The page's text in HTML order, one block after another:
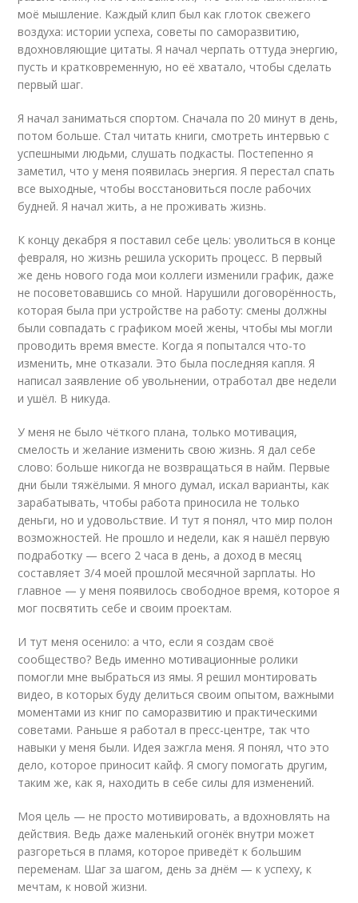
моё мышление. Каждый клип был как глоток свежего
воздуха: истории успеха, советы по саморазвитию,
вдохновляющие цитаты. Я начал черпать оттуда энергию,
пусть и кратковременную, но её хватало, чтобы сделать
первый шаг.
Я начал заниматься спортом. Сначала по 20 минут в день,
потом больше. Стал читать книги, смотреть интервью с
успешными людьми, слушать подкасты. Постепенно я
заметил, что у меня появилась энергия. Я перестал спать
все выходные, чтобы восстановиться после рабочих
будней. Я начал жить, а не проживать жизнь.
К концу декабря я поставил себе цель: уволиться в конце
февраля, но жизнь решила ускорить процесс. В первый
же день нового года мои коллеги изменили график, даже
не посоветовавшись со мной. Нарушили договорённость,
которая была при устройстве на работу: смены должны
были совпадать с графиком моей жены, чтобы мы могли
проводить время вместе. Когда я попытался что-то
изменить, мне отказали. Это была последняя капля. Я
написал заявление об увольнении, отработал две недели
и ушёл. В никуда.
У меня не было чёткого плана, только мотивация,
смелость и желание изменить свою жизнь. Я дал себе
слово: больше никогда не возвращаться в найм. Первые
дни были тяжёлыми. Я много думал, искал варианты, как
зарабатывать, чтобы работа приносила не только
деньги, но и удовольствие. И тут я понял, что мир полон
возможностей. Не прошло и недели, как я нашёл первую
подработку — всего 2 часа в день, а доход в месяц
составляет 3/4 моей прошлой месячной зарплаты. Но
главное — у меня появилось свободное время, которое я
мог посвятить себе и своим проектам.
И тут меня осенило: а что, если я создам своё
сообщество? Ведь именно мотивационные ролики
помогли мне выбраться из ямы. Я решил монтировать
видео, в которых буду делиться своим опытом, важными
моментами из книг по саморазвитию и практическими
советами. Раньше я работал в пресс-центре, так что
навыки у меня были. Идея зажгла меня. Я понял, что это
дело, которое приносит кайф. Я смогу помогать другим,
таким же, как я, находить в себе силы для изменений.
Моя цель — не просто мотивировать, а вдохновлять на
действия. Ведь даже маленький огонёк внутри может
разгореться в пламя, которое приведёт к большим
переменам. Шаг за шагом, день за днём — к успеху, к
мечтам, к новой жизни.